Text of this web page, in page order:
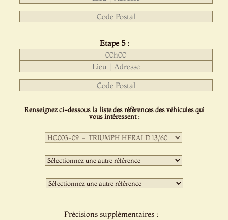
Etape 5 :
Renseignez ci-dessous la liste des références des véhicules qui
vous intéressent :
Première
sélection
:Deuxième
sélection
:Troisième
sélection
Précisions supplémentaires :